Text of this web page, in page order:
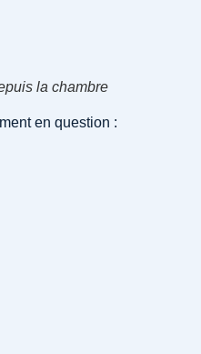
la chambre
en question :